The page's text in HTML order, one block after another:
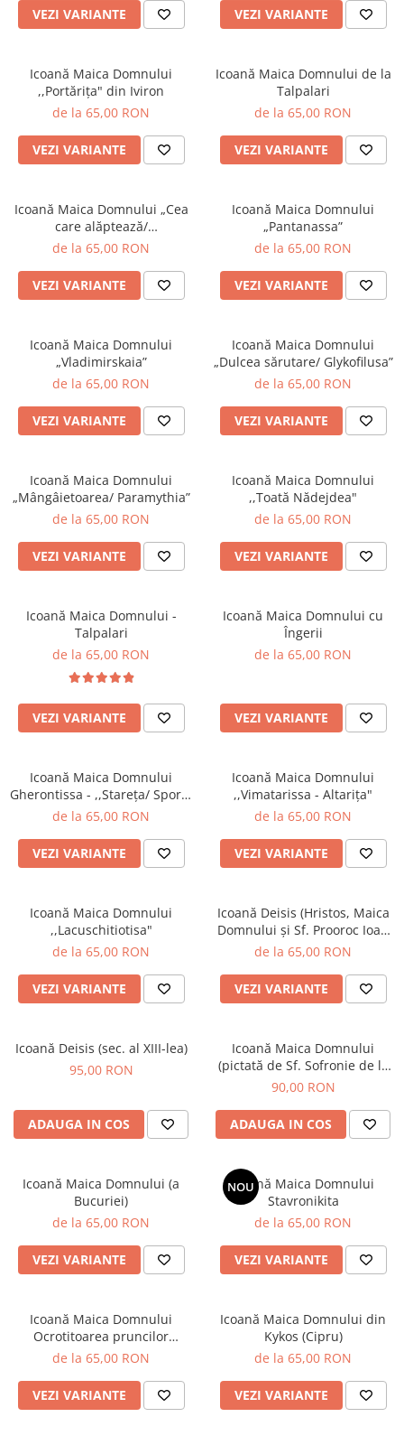
VEZI VARIANTE VEZI VARIANTE
Icoană Maica Domnului
,,Portărița" din Iviron
de la 65,00 RON
VEZI VARIANTE
Icoană Maica Domnului de la
Talpalari
de la 65,00 RON
VEZI VARIANTE
Icoană Maica Domnului „Cea
care alăptează/
Galactotrofusa”
de la 65,00 RON
VEZI VARIANTE
Icoană Maica Domnului
„Pantanassa”
de la 65,00 RON
VEZI VARIANTE
Icoană Maica Domnului
„Vladimirskaia”
de la 65,00 RON
VEZI VARIANTE
Icoană Maica Domnului
„Dulcea sărutare/ Glykofilusa”
de la 65,00 RON
VEZI VARIANTE
Icoană Maica Domnului
„Mângâietoarea/ Paramythia”
de la 65,00 RON
VEZI VARIANTE
Icoană Maica Domnului
,,Toată Nădejdea"
de la 65,00 RON
VEZI VARIANTE
Icoană Maica Domnului -
Talpalari
de la 65,00 RON
VEZI VARIANTE
Icoană Maica Domnului cu
Îngerii
de la 65,00 RON
VEZI VARIANTE
Icoană Maica Domnului
Gherontissa - ,,Stareța/ Sporul
Casei"
de la 65,00 RON
VEZI VARIANTE
Icoană Maica Domnului
,,Vimatarissa - Altarița"
de la 65,00 RON
VEZI VARIANTE
Icoană Maica Domnului
,,Lacuschitiotisa"
de la 65,00 RON
VEZI VARIANTE
Icoană Deisis (Hristos, Maica
Domnului și Sf. Prooroc Ioan
Botezătorul)
de la 65,00 RON
VEZI VARIANTE
Icoană Deisis (sec. al XIII-lea)
95,00 RON
ADAUGA IN COS
Icoană Maica Domnului
(pictată de Sf. Sofronie de la
Essex), 19x24 cm
90,00 RON
ADAUGA IN COS
Icoană Maica Domnului (a
Bucuriei)
de la 65,00 RON
VEZI VARIANTE
NOU
Icoană Maica Domnului
Stavronikita
de la 65,00 RON
VEZI VARIANTE
Icoană Maica Domnului
Ocrotitoarea pruncilor
nenăscuți
de la 65,00 RON
VEZI VARIANTE
Icoană Maica Domnului din
Kykos (Cipru)
de la 65,00 RON
VEZI VARIANTE